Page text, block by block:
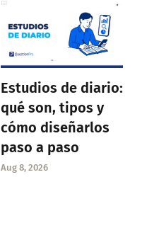
Estudios de diario:
qué son, tipos y
cómo diseñarlos
paso a paso
Aug 8, 2026